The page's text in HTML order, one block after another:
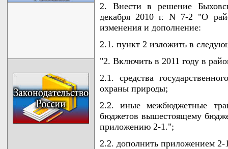
2. Внести в решение
декабря 2010 г. N 7-2 "О
изменения и дополнение:
2.1. пункт 2 изложить в
"2. Включить в 2011 году в
2.1. средства
охраны природы;
2.2. иные межбюджетные
бюджетов вышестоящему
приложению 2-1.";
2.2. дополнить приложением